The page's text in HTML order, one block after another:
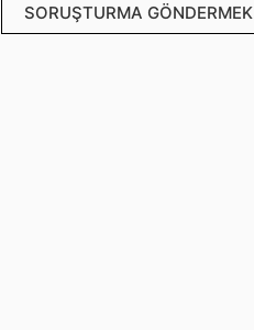
SORUŞTURMA GÖNDERMEK